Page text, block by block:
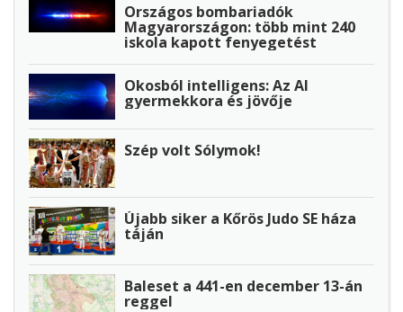
Országos bombariadók
Magyarországon: több mint 240
iskola kapott fenyegetést
Okosból intelligens: Az AI
gyermekkora és jövője
Szép volt Sólymok!
Újabb siker a Kőrös Judo SE háza
táján
Baleset a 441-en december 13-án
reggel